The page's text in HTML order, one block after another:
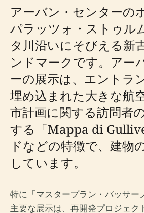
アーバン・センターの
パラッツォ・ストゥル
タ川沿いにそびえる新
ンドマークです。アー
ーの展示は、エントラ
埋め込まれた大きな航
市計画に関する訪問者
する「Mappa di
ドなどの特徴で、建物
しています。
特に「マスタープラン・バッサー
主要な展示は、再開発プロジェク